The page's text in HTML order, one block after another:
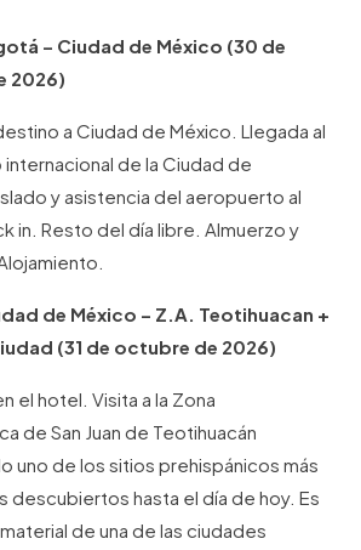
– Ciudad de México (30 de
2026)
a Ciudad de México. Llegada al
de la Ciudad de
y asistencia del aeropuerto al
in. Resto del día libre. Almuerzo y
de México – Z.A. Teotihuacan +
(31 de octubre de 2026)
el hotel. Visita a la Zona
de San Juan de Teotihuacán
uno de los sitios prehispánicos más
descubiertos hasta el día de hoy. Es
de una de las ciudades